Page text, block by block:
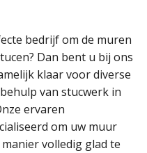
bedrijf om de muren
Dan bent u bij ons
klaar voor diverse
van stucwerk in
ervaren
om uw muur
volledig glad te